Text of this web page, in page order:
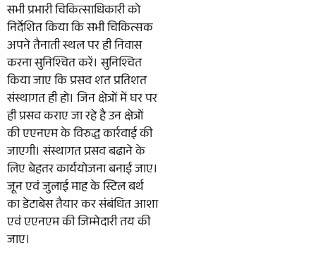
सभी प्रभारी चिकित्साधिकारी को
निर्देशित किया कि सभी चिकित्सक
अपने तैनाती स्थल पर ही निवास
करना सुनिश्चित करें। सुनिश्चित
किया जाए कि प्रसव शत प्रतिशत
संस्थागत ही हो। जिन क्षेत्रों में घर पर
ही प्रसव कराए जा रहे है उन क्षेत्रों
की एएनएम के विरुद्ध कार्रवाई की
जाएगी। संस्थागत प्रसव बढाने के
लिए बेहतर कार्ययोजना बनाई जाए।
जून एवं जुलाई माह के स्टिल बर्थ
का डेटाबेस तैयार कर संबंधित आशा
एवं एएनएम की जिम्मेदारी तय की
जाए।